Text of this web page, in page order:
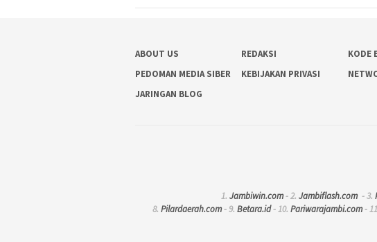
ABOUT US REDAKSI
KODE
PEDOMAN MEDIA SIBER
KEBIJAKAN PRIVASI
JARINGAN BLOG
1. Jambiwin.com- 2. Jambiflash.com- 3.
8. Pilardaerah.com- 9. Betara.id- 10. Pariwarajambi.com-